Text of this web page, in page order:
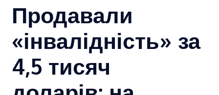
Продавали
«інвалідність» за
4,5 тисяч